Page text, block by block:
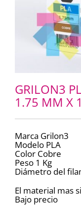
GRILON3
1.75 MM X
Marca Grilon3
Modelo PLA
Color Cobre
Peso 1 Kg
Diámetro del
El material mas
Bajo precio